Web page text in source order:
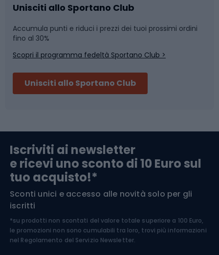
Caschi da ciclismo
Skitouring
Abbigliamento da escursionismo
Nuoto
Pattinaggio
Componenti per biciclette
Arrampicata
Medicina dello sport
Abbigliamento ciclistico
Unisciti allo Sportano Club
Accumula punti e riduci i prezzi dei tuoi prossimi ordini
fino al 30%
Scopri il programma fedeltà Sportano Club >
Unisciti allo Sportano Club
Iscriviti ai newsletter
e ricevi uno sconto di 10 Euro sul
tuo acquisto!*
Sconti unici e accesso alle novità solo per gli
iscritti
*su prodotti non scontati del valore totale superiore a 100 Euro,
le promozioni non sono cumulabili tra loro, trovi più informazioni
nel Regolamento del Servizio Newsletter.